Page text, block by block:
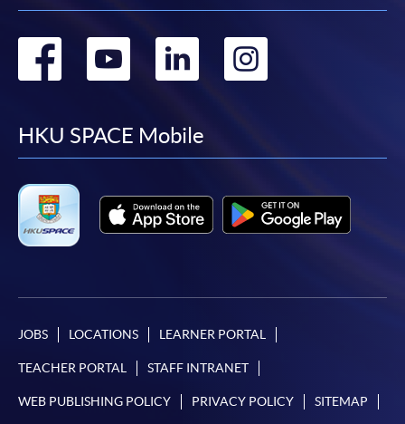
JavaScript程式瀏覽器的電腦上進行。建議選用
Google Chrome瀏覽器。
網上報名只支援「提早報讀優惠」。如需享用其他
在網上報名過程中，由於提交課程申請和付款在系
統處理上為兩個不同的程序，成功付款並不保證成
功被獲取錄。任何不成功的申請，課程組職員將儘
在網上報名過程中，付款成功後，網頁將顯示付款
確認。另外，確認電子郵件亦會發送到 閣下的電
Go
facebook
Go
youtube
Go
linkedin
HKU SPACE Mobile
JOBS LOCATIONS LEARNER PORTAL
TEACHER PORTAL STAFF INTRANET
WEB PUBLISHING POLICY PRIVACY POLICY SITEMAP